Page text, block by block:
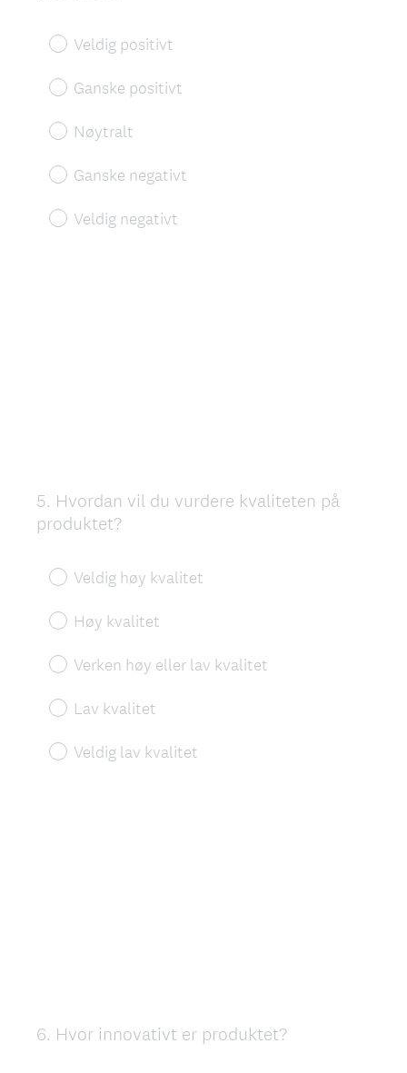
Veldig positivt
Ganske positivt
Nøytralt
Ganske negativt
Veldig negativt
Question
Title
5. Hvordan vil du vurdere kvaliteten på
produktet?
Veldig høy kvalitet
Høy kvalitet
Verken høy eller lav kvalitet
Lav kvalitet
Veldig lav kvalitet
Question
6. Hvor innovativt er produktet?